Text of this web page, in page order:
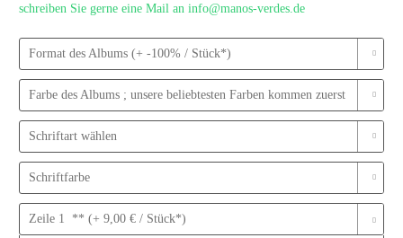
schreiben Sie gerne eine Mail an info@manos-verdes.de
Format des Albums (+ -100% / Stück*)
Farbe des Albums ; unsere beliebtesten Farben kommen zuerst
Schriftart wählen
Schriftfarbe
Zeile 1 ** (+ 9,00 € / Stück*)